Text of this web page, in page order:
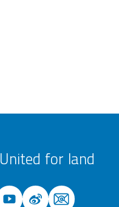
United for land